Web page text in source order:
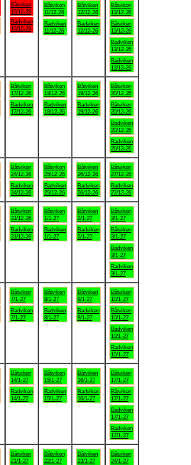
Båtviken
10/12-26
Badviken
10/12-26
Båtviken
11/12-26
Badviken
11/12-26
Båtviken
12/12-26
Badviken
12/12-26
Båtviken
13/12-26
Båtviken
13/12-26
Badviken
13/12-26
Badviken
13/12-26
Båtviken
17/12-26
Badviken
17/12-26
Båtviken
18/12-26
Badviken
18/12-26
Båtviken
19/12-26
Badviken
19/12-26
Båtviken
20/12-26
Båtviken
20/12-26
Badviken
20/12-26
Badviken
20/12-26
Båtviken
24/12-26
Badviken
24/12-26
Båtviken
25/12-26
Badviken
25/12-26
Båtviken
26/12-26
Badviken
26/12-26
Båtviken
27/12-26
Badviken
27/12-26
Båtviken
31/12-26
Badviken
31/12-26
Båtviken
1/1-27
Badviken
1/1-27
Båtviken
2/1-27
Badviken
2/1-27
Båtviken
3/1-27
Båtviken
3/1-27
Badviken
3/1-27
Badviken
3/1-27
Båtviken
7/1-27
Badviken
7/1-27
Båtviken
8/1-27
Badviken
8/1-27
Båtviken
9/1-27
Badviken
9/1-27
Båtviken
10/1-27
Båtviken
10/1-27
Badviken
10/1-27
Badviken
10/1-27
Båtviken
14/1-27
Badviken
14/1-27
Båtviken
15/1-27
Badviken
15/1-27
Båtviken
16/1-27
Badviken
16/1-27
Båtviken
17/1-27
Båtviken
17/1-27
Badviken
17/1-27
Badviken
17/1-27
Båtviken
21/1-27
Båtviken
22/1-27
Båtviken
23/1-27
Båtviken
24/1-27